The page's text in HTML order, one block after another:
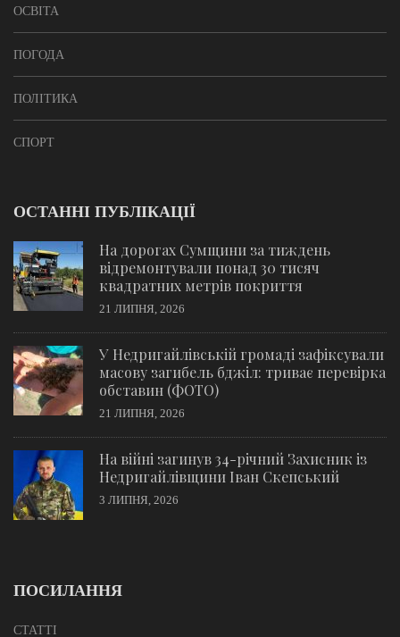
ОСВІТА
ПОГОДА
ПОЛІТИКА
СПОРТ
ОСТАННІ ПУБЛІКАЦІЇ
На дорогах Сумщини за тиждень
відремонтували понад 30 тисяч
квадратних метрів покриття
21 ЛИПНЯ, 2026
У Недригайлівській громаді зафіксували
масову загибель бджіл: триває перевірка
обставин (ФОТО)
21 ЛИПНЯ, 2026
На війні загинув 34-річний Захисник із
Недригайлівщини Іван Скепський
3 ЛИПНЯ, 2026
ПОСИЛАННЯ
СТАТТІ